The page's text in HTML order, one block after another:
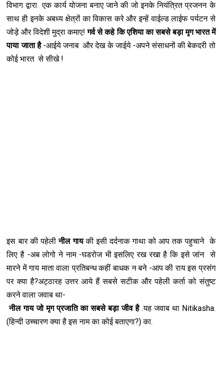
विभाग द्वारा एक कार्य योजना बनाए जाने की जो इनके नियंत्रित प्रजनन के
साथ ही इनके अबध्य क्षेत्रों का विकास करे और इन्हें वाईल्ड लाईफ पर्यटन से
जोड़े और विदेशी मुद्रा कमाए!गर्व से कहे कि एशिया का सबसे बड़ा मृग भारत में
पाया जाता है -आईये जनाब और देख के जाईये -अपने संसाधनों की बेकदरी तो
कोई भारत से सीखे !
इस बार की पहेलीनील गायकी इसी दर्दनाक गाथा को आप तक पहुचाने के
लिए है -अब लोगो ने नाम -घडरोज भी इसलिए रख रखा है कि इसे जांन से
मारने में गाय माता वाला प्रतिबन्ध कहीं बाधक न बने -आप की राय इस प्रसंग
पर क्या है?अट्ठारह उत्तर आये हैं सबसे सटीक और पहेली कर्ता को संतुष्ट
करने वाला जवाब था-
नील गाय जो मृग प्रजाति का सबसे बड़ा जीव है .यह जवाब था Nitikasha.
(हिन्दी उच्चारण क्या है इस नाम का कोई बताएगा?) का.